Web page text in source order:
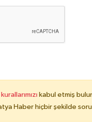
kabul etmiş
Haber hiçbir şekilde